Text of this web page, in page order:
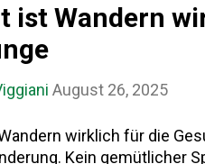
ist Wandern
August 26, 2025
wirklich für die
Kein gemütlicher